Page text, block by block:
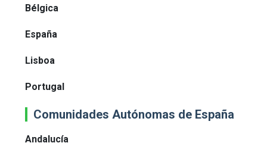
Bélgica
España
Lisboa
Portugal
Comunidades Autónomas de España
Andalucía